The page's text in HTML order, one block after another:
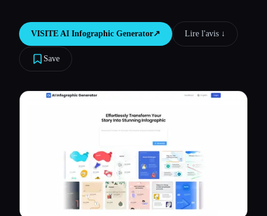
Blog
Comparer les outils
Toutes les catégories
VISITE AI Infographic Generator↗︎ Lire l'avis ↓︎
Save